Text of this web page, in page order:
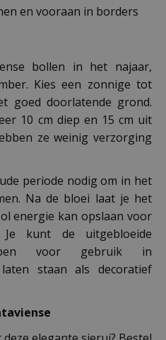
en vooraan in borders
bollen in het najaar,
Kies een zonnige tot
goed doorlatende grond.
10 cm diep en 15 cm uit
ze weinig verzorging
periode nodig om in het
Na de bloei laat je het
energie kan opslaan voor
kunt de uitgebloeide
voor gebruik in
staan als decoratief